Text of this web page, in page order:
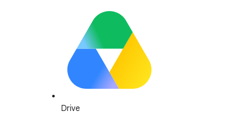
Drive